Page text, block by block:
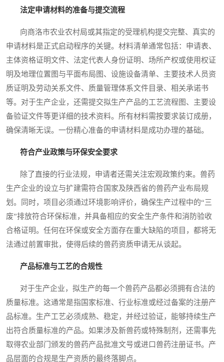
法定申请材料的准备与提交流程
向商洛市农业农村局或其指定的受理机构提交完整、真实的
申请材料是正式启动程序的关键。材料清单通常包括：申请表、
主体资格证明文件、法定代表人身份证明、场所产权或使用权证
明及地理位置图与平面布局图、设施设备清单、主要技术人员资
质证明及劳动关系文件、质量管理体系文件目录、相关承诺书
等。对于生产企业，还需提交拟生产产品的工艺流程图、主要设
备验证文件等更详细的技术资料。所有材料需按要求装订成册，
确保清晰无误。一份精心准备的申请材料是成功办理的基础。
符合产业政策与环保安全要求
除了直接的行业法规，申请者还需关注宏观政策约束。兽药
生产企业的设立与扩建需符合国家及陕西省的兽药产业布局规
划。同时，项目必须通过环境影响评价，确保生产过程中的“三
废”排放符合环保标准，并具备相应的安全生产条件和消防验收
合格证明。任何在环保或安全方面存在重大缺陷的项目，都将无
法通过前置审批，使得后续的兽药资质申请无从谈起。
产品标准与工艺的合规性
对于生产企业，拟生产的每一个兽药产品都必须拥有合法的
质量标准。这通常是指国家标准、行业标准或经过备案的注册产
品标准。生产工艺必须成熟、稳定，并经过验证，能够持续生产
出符合质量标准的产品。如果涉及新兽药或特殊制剂，还需事先
取得农业部门颁发的兽药产品批准文号或进口兽药注册证书。产
品层面的合规是生产资质的最终落脚点。